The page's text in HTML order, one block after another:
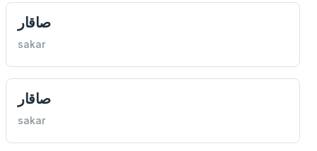
صاقار
sakar
صاقار
sakar